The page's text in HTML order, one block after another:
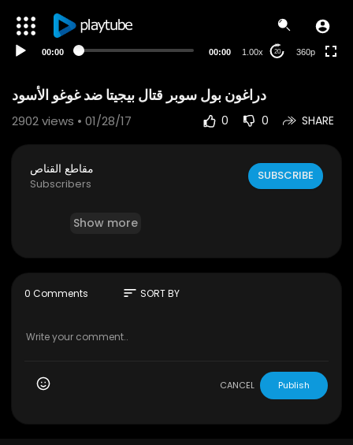
00:00 00:00 1.00x 20 360p
2902views • 01/28/17 0 0 SHARE
مقاطع القناص
Subscribers
SUBSCRIBE
Show more
0 Comments sort SORT BY
CANCEL Publish